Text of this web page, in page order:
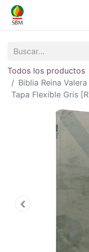
Todos los productos
Biblia Reina
Tapa Flexible Gris